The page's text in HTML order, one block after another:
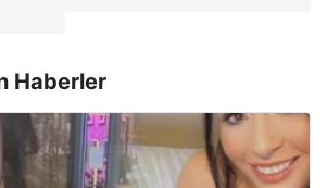
Haberler